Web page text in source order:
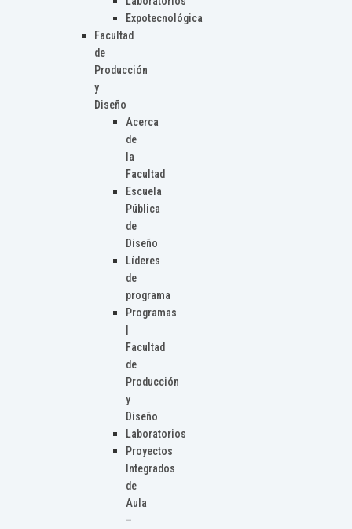
Expotecnológica
Facultad
de
Producción
y
Diseño
Acerca
de
la
Facultad
Escuela
Pública
de
Diseño
Líderes
de
programa
Programas
Facultad
de
Producción
y
Diseño
Laboratorios
Proyectos
Integrados
de
Aula
–